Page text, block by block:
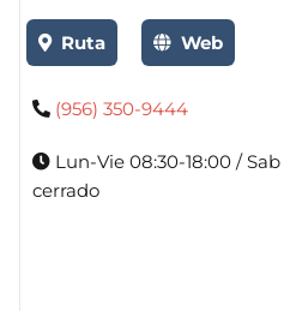
Ruta Web
(956) 350-9444
Lun-Vie 08:30-18:00 /
cerrado